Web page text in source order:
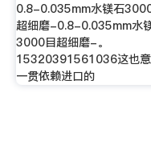
0.8-0.035mm水镁石
超细磨-0.8-0.035mm水
3000目超细磨-。
15320391561036这也
一贯依赖进口的